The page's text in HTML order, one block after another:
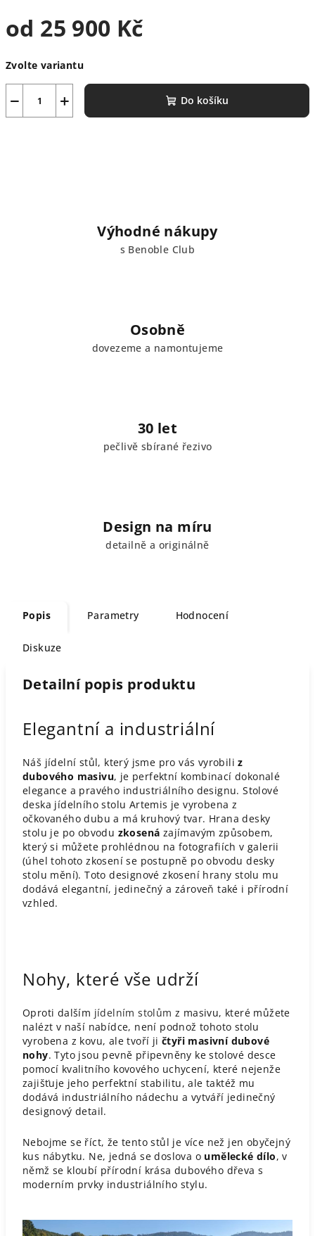
od 25 900 Kč
cena:
Zvolte variantu
+
− Do košíku
Výhodné nákupy
s Benoble Club
Osobně
dovezeme a namontujeme
30 let
pečlivě sbírané řezivo
Design na míru
detailně a originálně
Popis Parametry Hodnocení
Diskuze
Detailní popis produktu
Elegantní a industriální
Náš jídelní stůl, který jsme pro vás vyrobiliz
dubového masivu, je perfektní kombinací dokonalé
elegance a pravého industriálního designu. Stolové
deska jídelního stolu Artemis je vyrobena z
očkovaného dubu a má kruhový tvar. Hrana desky
stolu je po obvodu zkosená zajímavým způsobem,
který si můžete prohlédnou na fotografiích v galerii
(úhel tohoto zkosení se postupně po obvodu desky
stolu mění). Toto designové zkosení hrany stolu mu
dodává elegantní, jedinečný a zároveň také i přírodní
vzhled.
Nohy, které vše udrží
Oproti dalším jídelním stolům z masivu, které můžete
nalézt v naší nabídce, není podnož tohoto stolu
vyrobena z kovu, ale tvoří ji čtyři masivní dubové
nohy. Tyto jsou pevně připevněny ke stolové desce
pomocí kvalitního kovového uchycení, které nejenže
zajišťuje jeho perfektní stabilitu, ale taktéž mu
dodává industriálního nádechu a vytváří jedinečný
designový detail.
Nebojme se říct, že tento stůl je více než jen obyčejný
kus nábytku. Ne, jedná se doslova o umělecké dílo, v
němž se kloubí přírodní krása dubového dřeva s
moderním prvky industriálního stylu.